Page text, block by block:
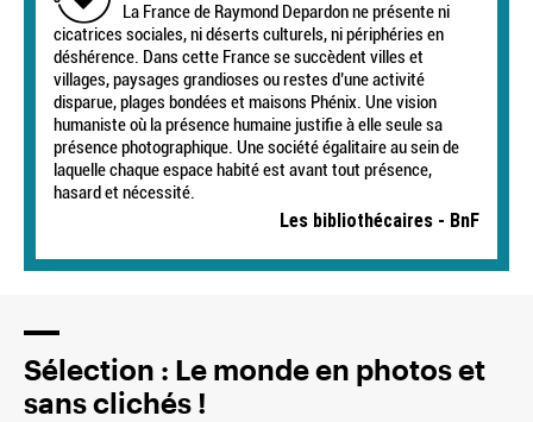
La France de Raymond Depardon ne présente ni
cicatrices sociales, ni déserts culturels, ni périphéries en
déshérence. Dans cette France se succèdent villes et
villages, paysages grandioses ou restes d’une activité
disparue, plages bondées et maisons Phénix. Une vision
humaniste où la présence humaine justifie à elle seule sa
présence photographique. Une société égalitaire au sein de
laquelle chaque espace habité est avant tout présence,
hasard et nécessité.
Les bibliothécaires - BnF
Sélection : Le monde en photos et
sans clichés !